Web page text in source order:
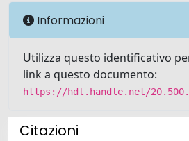
Informazioni
Utilizza questo identificativo
link a questo documento:
https://hdl.handle.net/
Citazioni